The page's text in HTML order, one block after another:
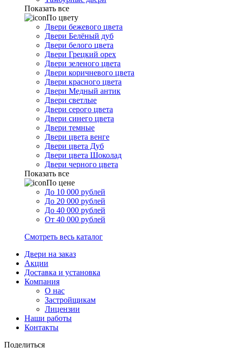
Показать все
По цвету
Двери бежевого цвета
Двери Белёный дуб
Двери белого цвета
Двери Грецкий орех
Двери зеленого цвета
Двери коричневого цвета
Двери красного цвета
Двери Медный антик
Двери светлые
Двери серого цвета
Двери синего цвета
Двери темные
Двери цвета венге
Двери цвета Дуб
Двери цвета Шоколад
Двери черного цвета
Показать все
По цене
До 10 000 рублей
До 20 000 рублей
До 40 000 рублей
От 40 000 рублей
Смотреть весь каталог
Двери на заказ
Акции
Доставка и установка
Компания
О нас
Застройщикам
Лицензии
Наши работы
Контакты
Поделиться